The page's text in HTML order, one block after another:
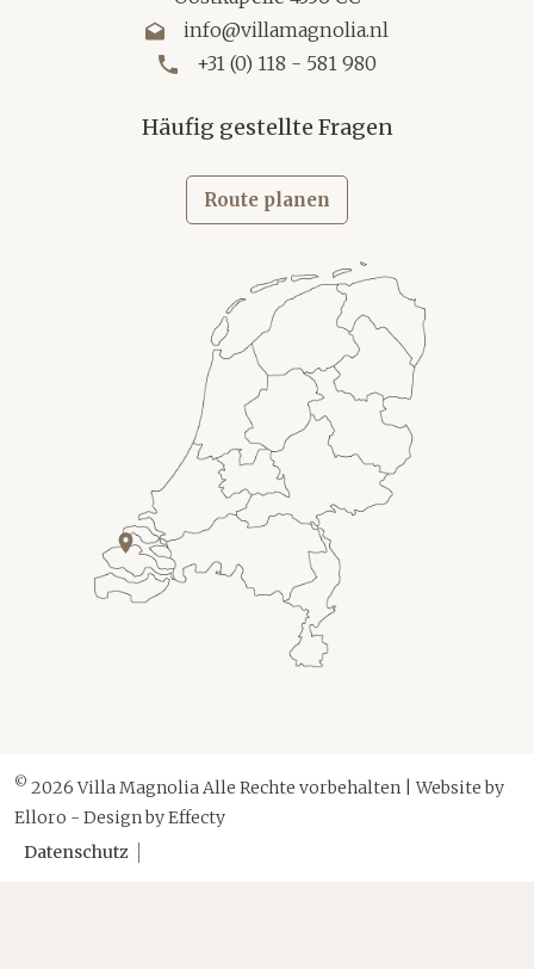
info@villamagnolia.nl
+31 (0) 118 - 581 980
Häufig gestellte Fragen
Route planen
© 2026 Villa Magnolia Alle Rechte vorbehalten | Website by
Elloro - Design byEffecty
Datenschutz